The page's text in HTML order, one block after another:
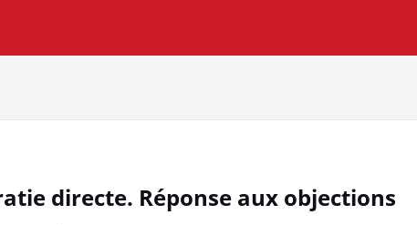
directe. Réponse aux objections